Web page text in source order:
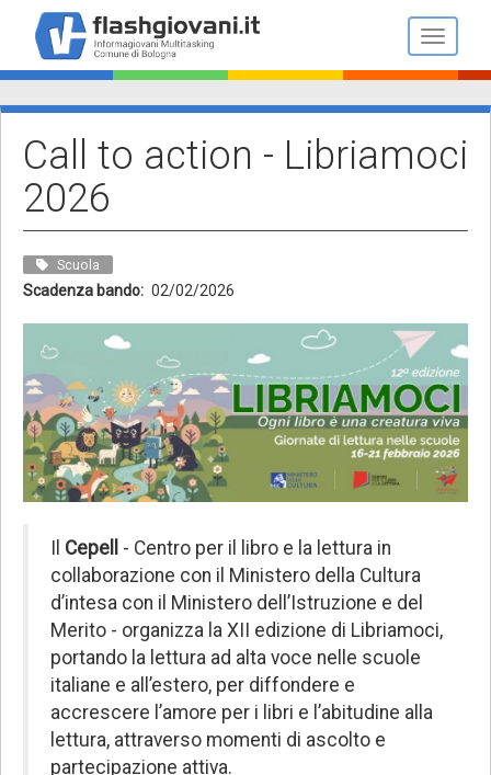
contenuto
principale
Toggle
Call to action - Libriamoci
2026
Scuola
Scadenza bando 02/02/2026
Cepell - Centro per il libro e la lettura in
collaborazione con il Ministero della Cultura
d’intesa con il Ministero dell’Istruzione e del
Merito - organizza la XII edizione di Libriamoci,
portando la lettura ad alta voce nelle scuole
italiane e all’estero, per diffondere e
accrescere l’amore per i libri e l’abitudine alla
lettura, attraverso momenti di ascolto e
partecipazione attiva.